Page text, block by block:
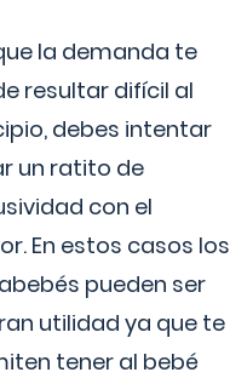
la demanda te
resultar difícil al
debes intentar
un ratito de
con el
En estos casos los
pueden ser
utilidad ya que te
tener al bebé